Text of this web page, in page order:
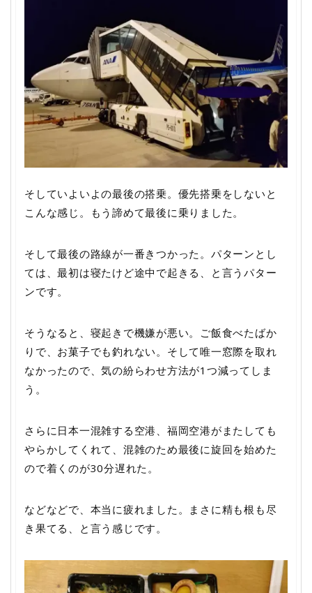
そしていよいよの最後の搭乗。優先搭乗をしないと
こんな感じ。もう諦めて最後に乗りました。
そして最後の路線が一番きつかった。パターンとし
ては、最初は寝たけど途中で起きる、と言うパター
ンです。
そうなると、寝起きで機嫌が悪い。ご飯食べたばか
りで、お菓子でも釣れない。そして唯一窓際を取れ
なかったので、気の紛らわせ方法が1つ減ってしま
う。
さらに日本一混雑する空港、福岡空港がまたしても
やらかしてくれて、混雑のため最後に旋回を始めた
ので着くのが30分遅れた。
などなどで、本当に疲れました。まさに精も根も尽
き果てる、と言う感じです。